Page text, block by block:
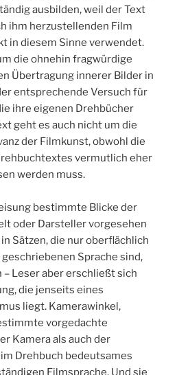
ausbilden, weil der Text
ihm herzustellenden Film
in diesem Sinne verwendet.
die ohnehin fragwürdige
Übertragung innerer Bilder in
entsprechende Versuch für
ihre eigenen Drehbücher
geht es auch nicht um die
der Filmkunst, obwohl die
vermutlich eher
werden muss.
bestimmte Blicke der
oder Darsteller vorgesehen
Sätzen, die nur oberflächlich
Sprache sind,
Leser aber erschließt sich
die jenseits eines
liegt. Kamerawinkel,
vorgedachte
Kamera als auch der
Drehbuch bedeutsames
Filmsprache. Und sie